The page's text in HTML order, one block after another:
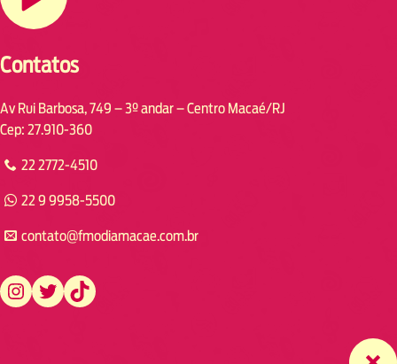
Contatos
Av Rui Barbosa, 749 – 3º andar – Centro Macaé/RJ
Cep: 27.910-360
22 2772-4510
22 9 9958-5500
contato@fmodiamacae.com.br
https://www.instagram.com/fmodia.macae/ https://twitter.com/fmodia.macae/ https://www.tiktok.com/@fmodia.macae